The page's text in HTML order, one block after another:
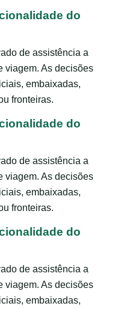
do
de assistência a
viagem. As decisões
embaixadas,
fronteiras.
do
de assistência a
viagem. As decisões
embaixadas,
fronteiras.
do
de assistência a
viagem. As decisões
embaixadas,